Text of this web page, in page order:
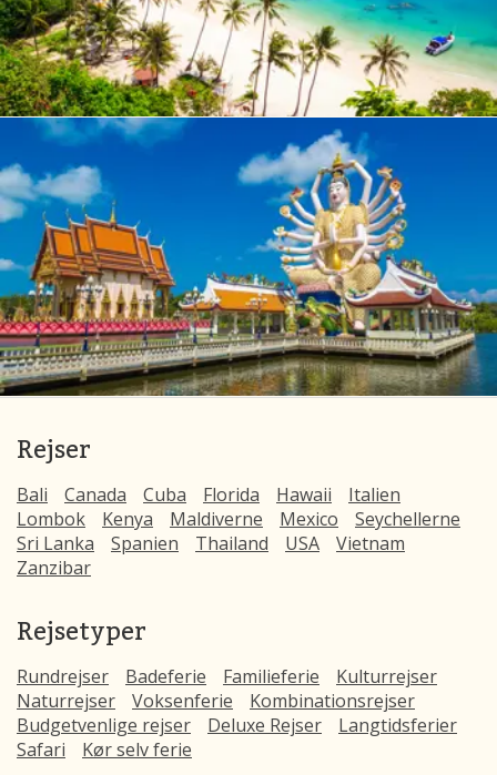
Rejser
Bali Canada Cuba Florida Hawaii
Italien
Lombok
Kenya Maldiverne Mexico
Seychellerne
Sri Lanka
Spanien Thailand USA
Vietnam
Zanzibar
Rejsetyper
Rundrejser Badeferie Familieferie
Kulturrejser
Naturrejser
Voksenferie
Kombinationsrejser
Budgetvenlige rejser
Deluxe Rejser
Langtidsferier
Safari
Kør selv ferie